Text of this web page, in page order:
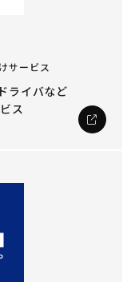
サービス
ライバなど
ス